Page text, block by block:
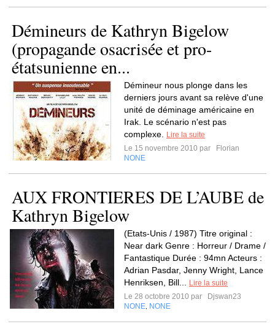
Démineurs de Kathryn Bigelow
(propagande osacrisée et pro-
étatsunienne en...
Démineur nous plonge dans les
derniers jours avant sa relève d'une
unité de déminage américaine en
Irak. Le scénario n'est pas
complexe.
Lire la suite
Le 15 novembre 2010 par
Florian
NONE
AUX FRONTIERES DE L’AUBE de
Kathryn Bigelow
(Etats-Unis / 1987) Titre original :
Near dark Genre : Horreur / Drame /
Fantastique Durée : 94mn Acteurs :
Adrian Pasdar, Jenny Wright, Lance
Henriksen, Bill...
Lire la suite
Le 28 octobre 2010 par
Djswan23
NONE NONE